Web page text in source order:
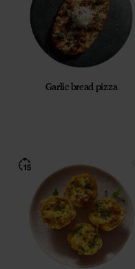
Garlic bread pizza